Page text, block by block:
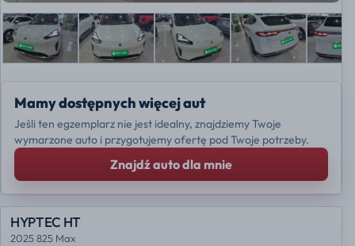
Mamy dostępnych więcej aut
Jeśli ten egzemplarz nie jest idealny, znajdziemy Twoje
wymarzone auto i przygotujemy ofertę pod Twoje potrzeby.
Znajdź auto dla mnie
HYPTEC HT
2025 825 Max